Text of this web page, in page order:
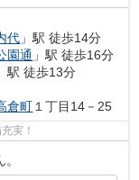
代 」駅 徒歩14分
園通 」駅 徒歩16分
」駅 徒歩13分
倉町 １丁目14－25
実！